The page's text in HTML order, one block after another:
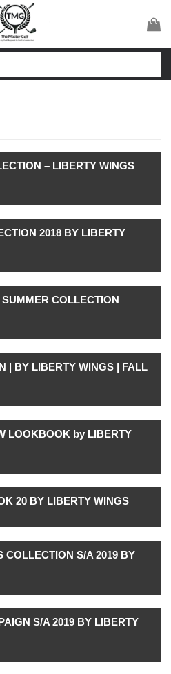
– LIBERTY WINGS
2018 BY LIBERTY
COLLECTION
| BY LIBERTY WINGS | FALL
LOOKBOOK by LIBERTY
20 BY LIBERTY WINGS
COLLECTION S/A 2019 BY
S/A 2019 BY LIBERTY